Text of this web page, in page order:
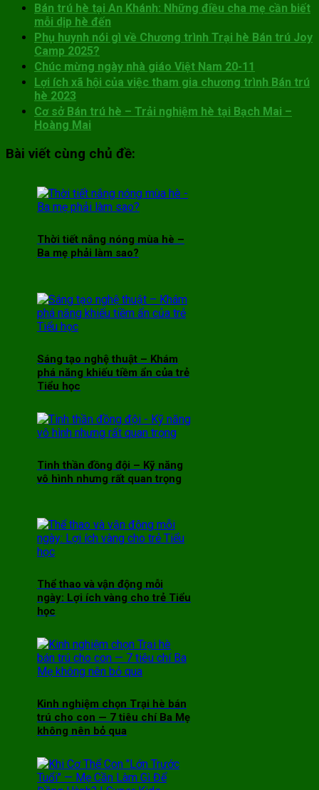
Bán trú hè tại An Khánh: Những điều cha mẹ cần biết
mỗi dịp hè đến
Phụ huynh nói gì về Chương trình Trại hè Bán trú Joy
Camp 2025?
Chúc mừng ngày nhà giáo Việt Nam 20-11
Lợi ích xã hội của việc tham gia chương trình Bán trú
hè 2023
Cơ sở Bán trú hè – Trải nghiệm hè tại Bạch Mai –
Hoàng Mai
Bài viết cùng chủ đề:
Thời tiết nắng nóng mùa hè –
Ba mẹ phải làm sao?
Sáng tạo nghệ thuật – Khám
phá năng khiếu tiềm ẩn của trẻ
Tiểu học
Tinh thần đồng đội – Kỹ năng
vô hình nhưng rất quan trọng
Thể thao và vận động mỗi
ngày: Lợi ích vàng cho trẻ Tiểu
học
Kinh nghiệm chọn Trại hè bán
trú cho con — 7 tiêu chí Ba Mẹ
không nên bỏ qua